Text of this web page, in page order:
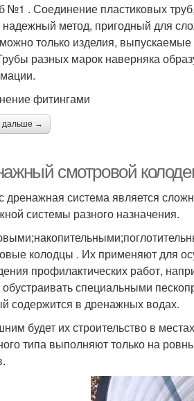
№1 . Соединение пластиковых
метод, пригодный для
только изделия, выпускаемые
разных марок наверняка
фитингами
дальше →
смотровой
дренажная система является
системы разного назначения.
колодцы . Их применяют для
профилактических работ,
специальными
содержится в дренажных водах.
будет их строительство в
типа выполняют только на